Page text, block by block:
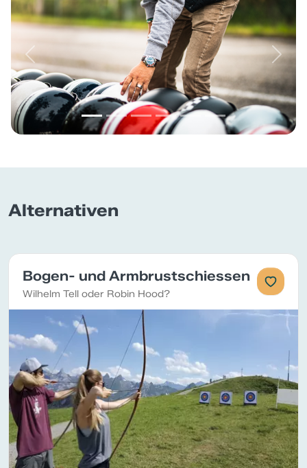
Previous Next
Alternativen
Bogen- und Armbrustschiessen
Wilhelm Tell oder Robin Hood?